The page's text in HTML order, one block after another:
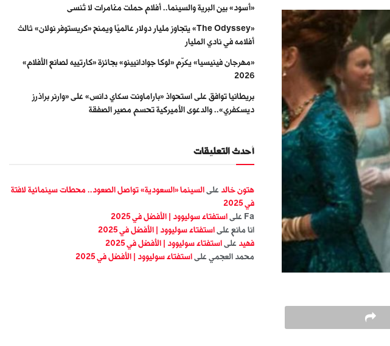
«أسود» بين البرية والسينما.. أفلام حملت مغامرات لا تُنسى
«The Odyssey» يتجاوز مليار دولار عالميًا ويمنح «كريستوفر نولان» ثالث
أفلامه في نادي المليار
«مهرجان فينيسيا» يكرّم «لوكا جوادانيينو» بجائزة «كارتييه لصانع الأفلام»
2026
بريطانيا توافق على استحواذ «باراماونت سكاي دانس» على «وارنر براذرز
ديسكفري».. والدعوى الأميركية تحسم مصير الصفقة
أحدث التعليقات
هتون خالد على السينما «السعودية» تواصل الصعود.. محطات سينمائية لافتة
في 2025
Fa على استفتاء سوليوود | الأفضل في 2025
انا مانع على استفتاء سوليوود | الأفضل في 2025
فهيد على استفتاء سوليوود | الأفضل في 2025
محمد العجمي على استفتاء سوليوود | الأفضل في 2025